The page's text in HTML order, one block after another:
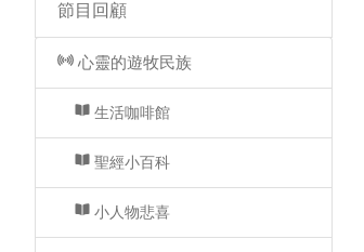
節目回顧
心靈的遊牧民族
生活咖啡館
聖經小百科
小人物悲喜